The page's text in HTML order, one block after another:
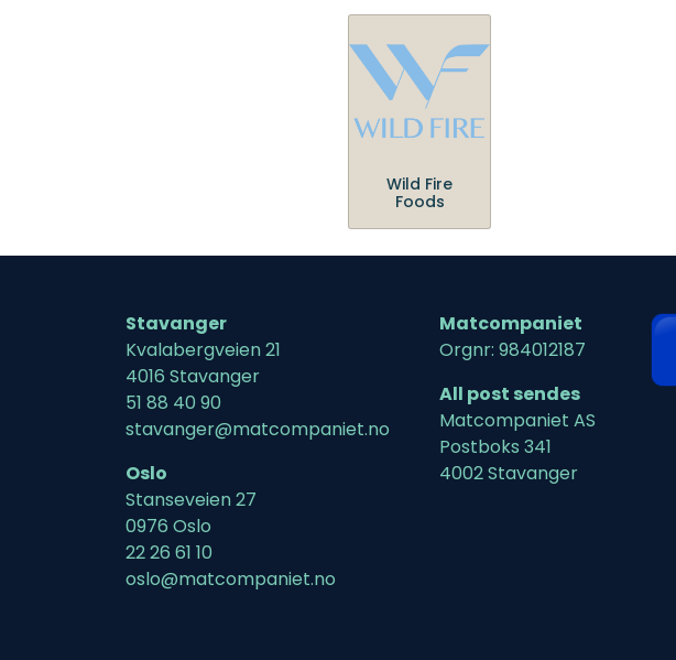
Wild Fire
Foods
Stavanger
Kvalabergveien 21
4016 Stavanger
51 88 40 90
stavanger@matcompaniet.no
Oslo
Stanseveien 27
0976 Oslo
22 26 61 10
oslo@matcompaniet.no
Matcompaniet
Orgnr: 984012187
All post sendes
Matcompaniet AS
Postboks 341
4002 Stavanger